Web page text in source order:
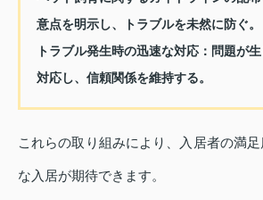
意点を明示し、トラブルを未然に防ぐ。
トラブル発生時の迅速な対応： 問題が
対応し、信頼関係を維持する。
これらの取り組みにより、入居者の満
な入居が期待できます。